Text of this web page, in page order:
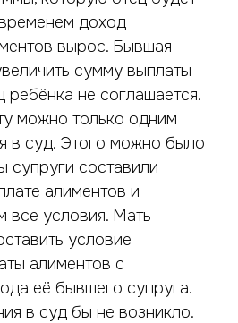
доход
вырос. Бывшая
сумму выплаты
ребёнка не соглашается.
можно только одним
в суд. Этого можно было
супруги составили
алиментов и
все условия. Мать
условие
алиментов с
её бывшего супруга.
в суд бы не возникло.